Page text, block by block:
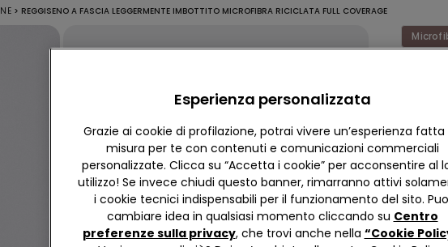
> REGGISENO A FASCIA LEGGERMENTE IMBOTTITO MICROFIBRA RICICLATA FULL COVERAGE
Esperienza personalizzata
Grazie ai cookie di profilazione, potrai vivere un’esperienza fatta
misura per te con contenuti e comunicazioni commerciali
personalizzate. Clicca su “Accetta i cookie” per acconsentire al
utilizzo! Se invece chiudi questo banner, rimarranno attivi
i cookie tecnici indispensabili per il funzionamento del sito.
cambiare idea in qualsiasi momento cliccando su Centro
preferenze sulla privacy, che trovi anche nella “Cookie